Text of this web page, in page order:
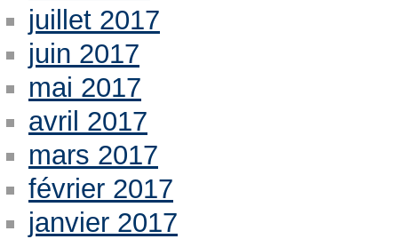
juillet 2017
juin 2017
mai 2017
avril 2017
mars 2017
février 2017
janvier 2017